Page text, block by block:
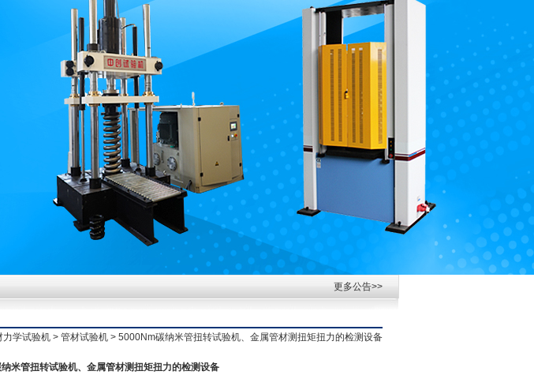
更多公告>>
力学试验机 > 管材试验机 > 5000Nm碳纳米管扭转试验机、金属管材测扭矩扭力的检测设备
米管扭转试验机、金属管材测扭矩扭力的检测设备